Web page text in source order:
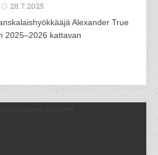
28.7.2025
Alexander True
2025–2026 kattavan